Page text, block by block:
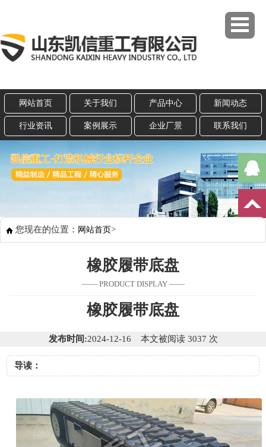
网站首页 关于我们 产品中心 新闻动态
行业资讯 案例展示 企业厂景 联系我们
您现在的位置： 网站首页>
橡胶履带底盘
—— PRODUCT DISPLAY ——
橡胶履带底盘
发布时间:2024-12-16 本文被阅读 3037 次
导读：